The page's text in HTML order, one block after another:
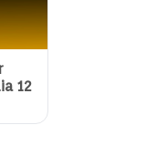
12